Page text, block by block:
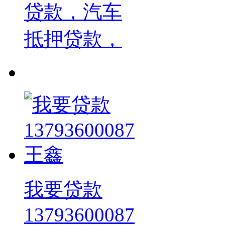
贷款，汽车
抵押贷款，
我要贷款
13793600087